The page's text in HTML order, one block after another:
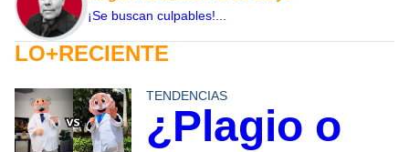
¡Se buscan culpables!...
LO+RECIENTE
TENDENCIAS
¿Plagio o